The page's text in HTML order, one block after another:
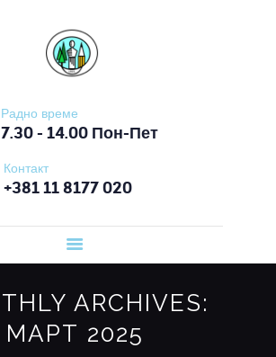
Радно време
7.30 - 14.00 Пон-Пет
Контакт
+381 11 8177 020
ARCHIVES:
МАРТ 2025
ПЕНЕЗИЋ КРЦУН
ЂАКЕ